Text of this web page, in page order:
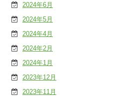
2024年6月
2024年5月
2024年4月
2024年2月
2024年1月
2023年12月
2023年11月